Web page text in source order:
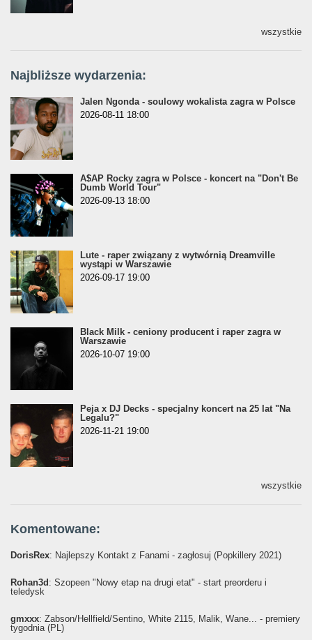
wszystkie
Najbliższe wydarzenia:
Jalen Ngonda - soulowy wokalista zagra w Polsce
2026-08-11 18:00
A$AP Rocky zagra w Polsce - koncert na "Don't Be
Dumb World Tour"
2026-09-13 18:00
Lute - raper związany z wytwórnią Dreamville
wystąpi w Warszawie
2026-09-17 19:00
Black Milk - ceniony producent i raper zagra w
Warszawie
2026-10-07 19:00
Peja x DJ Decks - specjalny koncert na 25 lat "Na
Legalu?"
2026-11-21 19:00
wszystkie
Komentowane:
DorisRex: Najlepszy Kontakt z Fanami - zagłosuj (Popkillery 2021)
Rohan3d: Szopeen "Nowy etap na drugi etat" - start preorderu i
teledysk
gmxxx: Żabson/Hellfield/Sentino, White 2115, Malik, Wane... - premiery
tygodnia (PL)